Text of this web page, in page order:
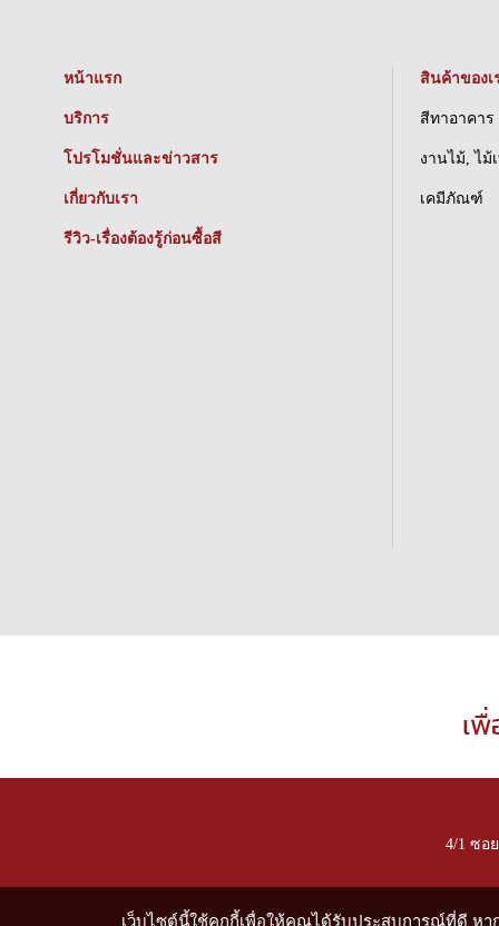
หน้าแรก
บริการ
โปรโมชั่นและข่าวสาร
เกี่ยวกับเรา
รีวิว-เรื่องต้องรู้ก่อนซื้อสี
สินค้าของเ
สีทาอาคาร
งานไม้, ไม้
เคมีภัณฑ์
เ
4/1 ซอ
เว็บไซต์นี้ใช้คุกกี้เพื่อให้คุณได้รับประสบการณ์ที่ดี ห